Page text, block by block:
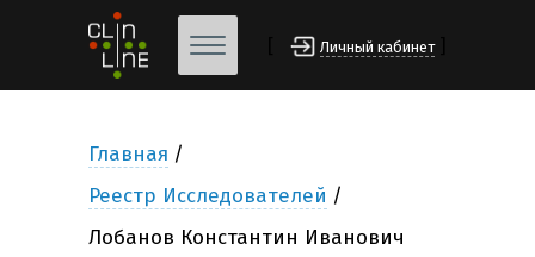
Личный кабинет
Главная
Реестр Исследователей
Лобанов Константин Иванович